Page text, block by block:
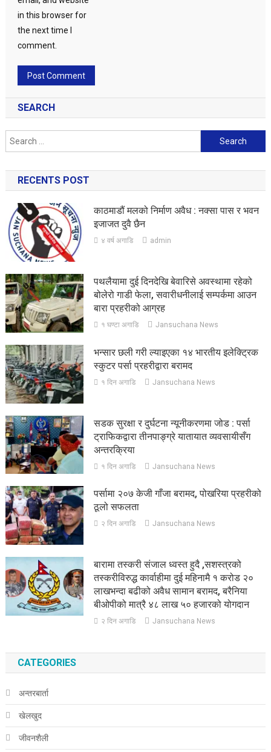
in this browser for
the next time I
comment.
SEARCH
Search
for:
RECENTS POST
काठमाडौं मलको निर्माण अवैध : नक्सा पास र भवन
इजाजत दुवै छैन
४ वर्ष अगाडि admin
पथलैयामा दुई दिनदेखि बेवारिसे अवस्थामा रहेको
बोलेरो गाडी फेला, सवारीधनीलाई सम्पर्कमा आउन
बारा प्रहरीको आग्रह
१ घण्टा अगाडि Jansuchana News
भन्सार छली गरी ल्याइएका १४ भारतीय इलेक्ट्रिक
स्कुटर पर्सा प्रहरीद्वारा बरामद
१ दिन अगाडि Jansuchana News
सडक सुरक्षा र दुर्घटना न्यूनीकरणमा जोड : पर्सा
ट्राफिकद्वारा तीनपाङ्ग्रे यातायात व्यवसायीसँग
अन्तरक्रिया
१ दिन अगाडि Jansuchana News
पर्सामा २०७ केजी गाँजा बरामद, पोखरिया प्रहरीको
ठूलो सफलता
२ दिन अगाडि Jansuchana News
बारामा तस्करी संजाल ध्वस्त हुदै ,सशस्त्रको
तस्करीविरुद्ध कार्वाहीमा दुई महिनामै १ करोड २०
लाखभन्दा बढीको अवैध सामान बरामद, बरैनिया
बीओपीको मात्रै ४८ लाख ५० हजारको योगदान
२ दिन अगाडि Jansuchana News
CATEGORIES
अन्तरबार्ता
खेलखुद
जीवनशैली